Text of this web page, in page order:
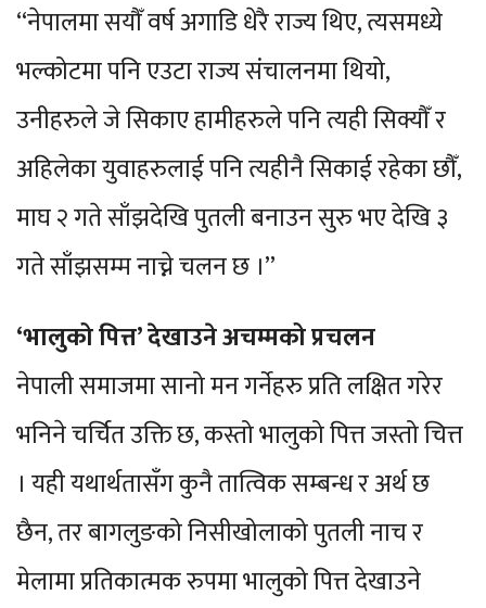
“नेपालमा सयौँ वर्ष अगाडि धेरै राज्य थिए, त्यसमध्ये
भल्कोटमा पनि एउटा राज्य संचालनमा थियो,
उनीहरुले जे सिकाए हामीहरुले पनि त्यही सिक्यौँ र
अहिलेका युवाहरुलाई पनि त्यहीनै सिकाई रहेका छौँ,
माघ २ गते साँझदेखि पुतली बनाउन सुरु भए देखि ३
गते साँझसम्म नाच्ने चलन छ ।”
‘भालुको पित्त’ देखाउने अचम्मको प्रचलन
नेपाली समाजमा सानो मन गर्नेहरु प्रति लक्षित गरेर
भनिने चर्चित उक्ति छ, कस्तो भालुको पित्त जस्तो चित्त
। यही यथार्थतासँग कुनै तात्विक सम्बन्ध र अर्थ छ
छैन, तर बागलुङको निसीखोलाको पुतली नाच र
मेलामा प्रतिकात्मक रुपमा भालुको पित्त देखाउने